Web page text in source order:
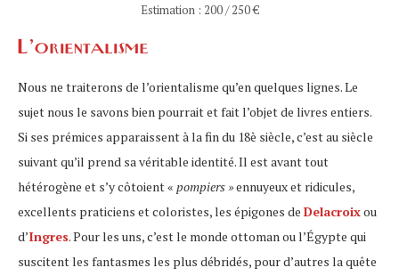
Estimation : 200 / 250 €
L’orientalisme
Nous ne traiterons de l’orientalisme qu’en quelques lignes. Le
sujet nous le savons bien pourrait et fait l’objet de livres entiers.
Si ses prémices apparaissent à la fin du 18è siècle, c’est au siècle
suivant qu’il prend sa véritable identité. Il est avant tout
hétérogène et s’y côtoient « pompiers »ennuyeux et ridicules,
excellents praticiens et coloristes, les épigones de Delacroixou
d’Ingres. Pour les uns, c’est le monde ottoman ou l’Égypte qui
suscitent les fantasmes les plus débridés, pour d’autres la quête